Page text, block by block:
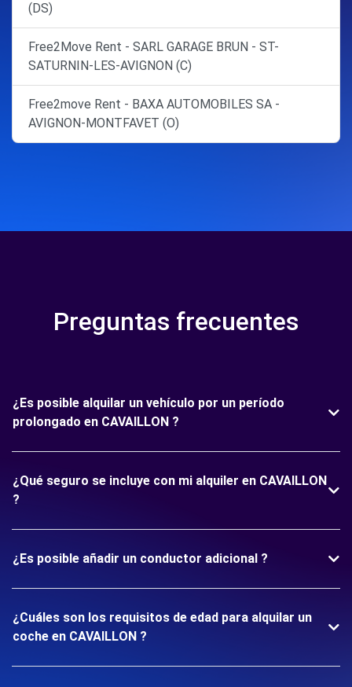
(DS)
Free2Move Rent - SARL GARAGE BRUN - ST-
SATURNIN-LES-AVIGNON (C)
Free2move Rent - BAXA AUTOMOBILES SA -
AVIGNON-MONTFAVET (O)
Preguntas frecuentes
¿Es posible alquilar un vehículo por un período
prolongado en CAVAILLON ?
¿Qué seguro se incluye con mi alquiler en CAVAILLON
?
¿Es posible añadir un conductor adicional ?
¿Cuáles son los requisitos de edad para alquilar un
coche en CAVAILLON ?